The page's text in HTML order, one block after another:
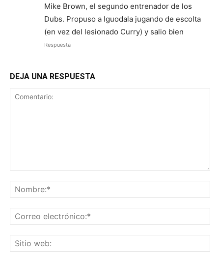
Mike Brown, el segundo entrenador de los
Dubs. Propuso a Iguodala jugando de escolta
(en vez del lesionado Curry) y salio bien
Respuesta
DEJA UNA RESPUESTA